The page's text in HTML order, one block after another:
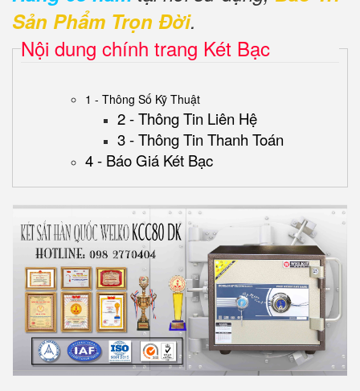
Sản Phẩm Trọn Đời.
Nội dung chính trang Két Bạc
1 - Thông Số Kỹ Thuật
2 - Thông Tin Liên Hệ
3 - Thông Tin Thanh Toán
4 - Báo Giá Két Bạc